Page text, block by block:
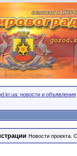
новости и объявления
Новости проекта.